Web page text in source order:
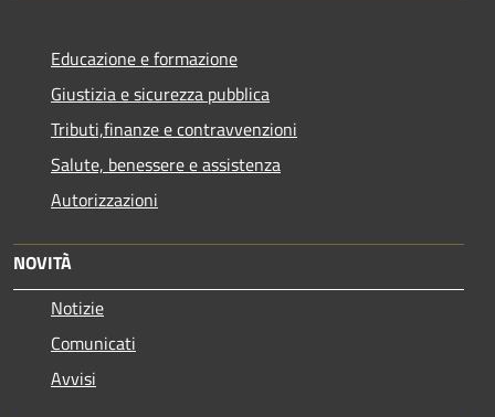
Educazione e formazione
Giustizia e sicurezza pubblica
Tributi,finanze e contravvenzioni
Salute, benessere e assistenza
Autorizzazioni
NOVITÀ
Notizie
Comunicati
Avvisi